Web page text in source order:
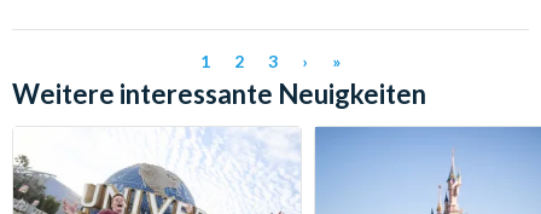
1 2 3 › »
Weitere interessante Neuigkeiten